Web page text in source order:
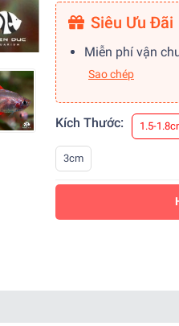
Siêu Ưu Đãi
Miễn phí vận
Sao chép
Kích Thước: 1.5-
3cm